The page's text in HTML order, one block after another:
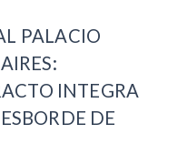
PALACIO
INTEGRA
DE